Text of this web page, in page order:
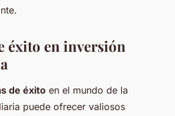
éxito en inversión
de éxito en el mundo de la
puede ofrecer valiosos